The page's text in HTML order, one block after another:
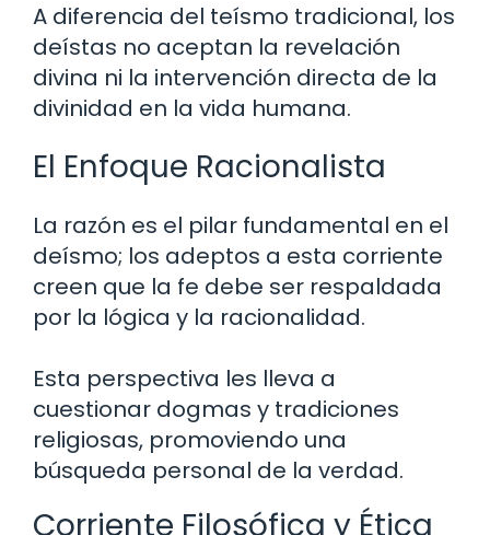
A diferencia del teísmo tradicional, los
deístas no aceptan la revelación
divina ni la intervención directa de la
divinidad en la vida humana.
El Enfoque Racionalista
La razón es el pilar fundamental en el
deísmo; los adeptos a esta corriente
creen que la fe debe ser respaldada
por la lógica y la racionalidad.
Esta perspectiva les lleva a
cuestionar dogmas y tradiciones
religiosas, promoviendo una
búsqueda personal de la verdad.
Corriente Filosófica y Ética